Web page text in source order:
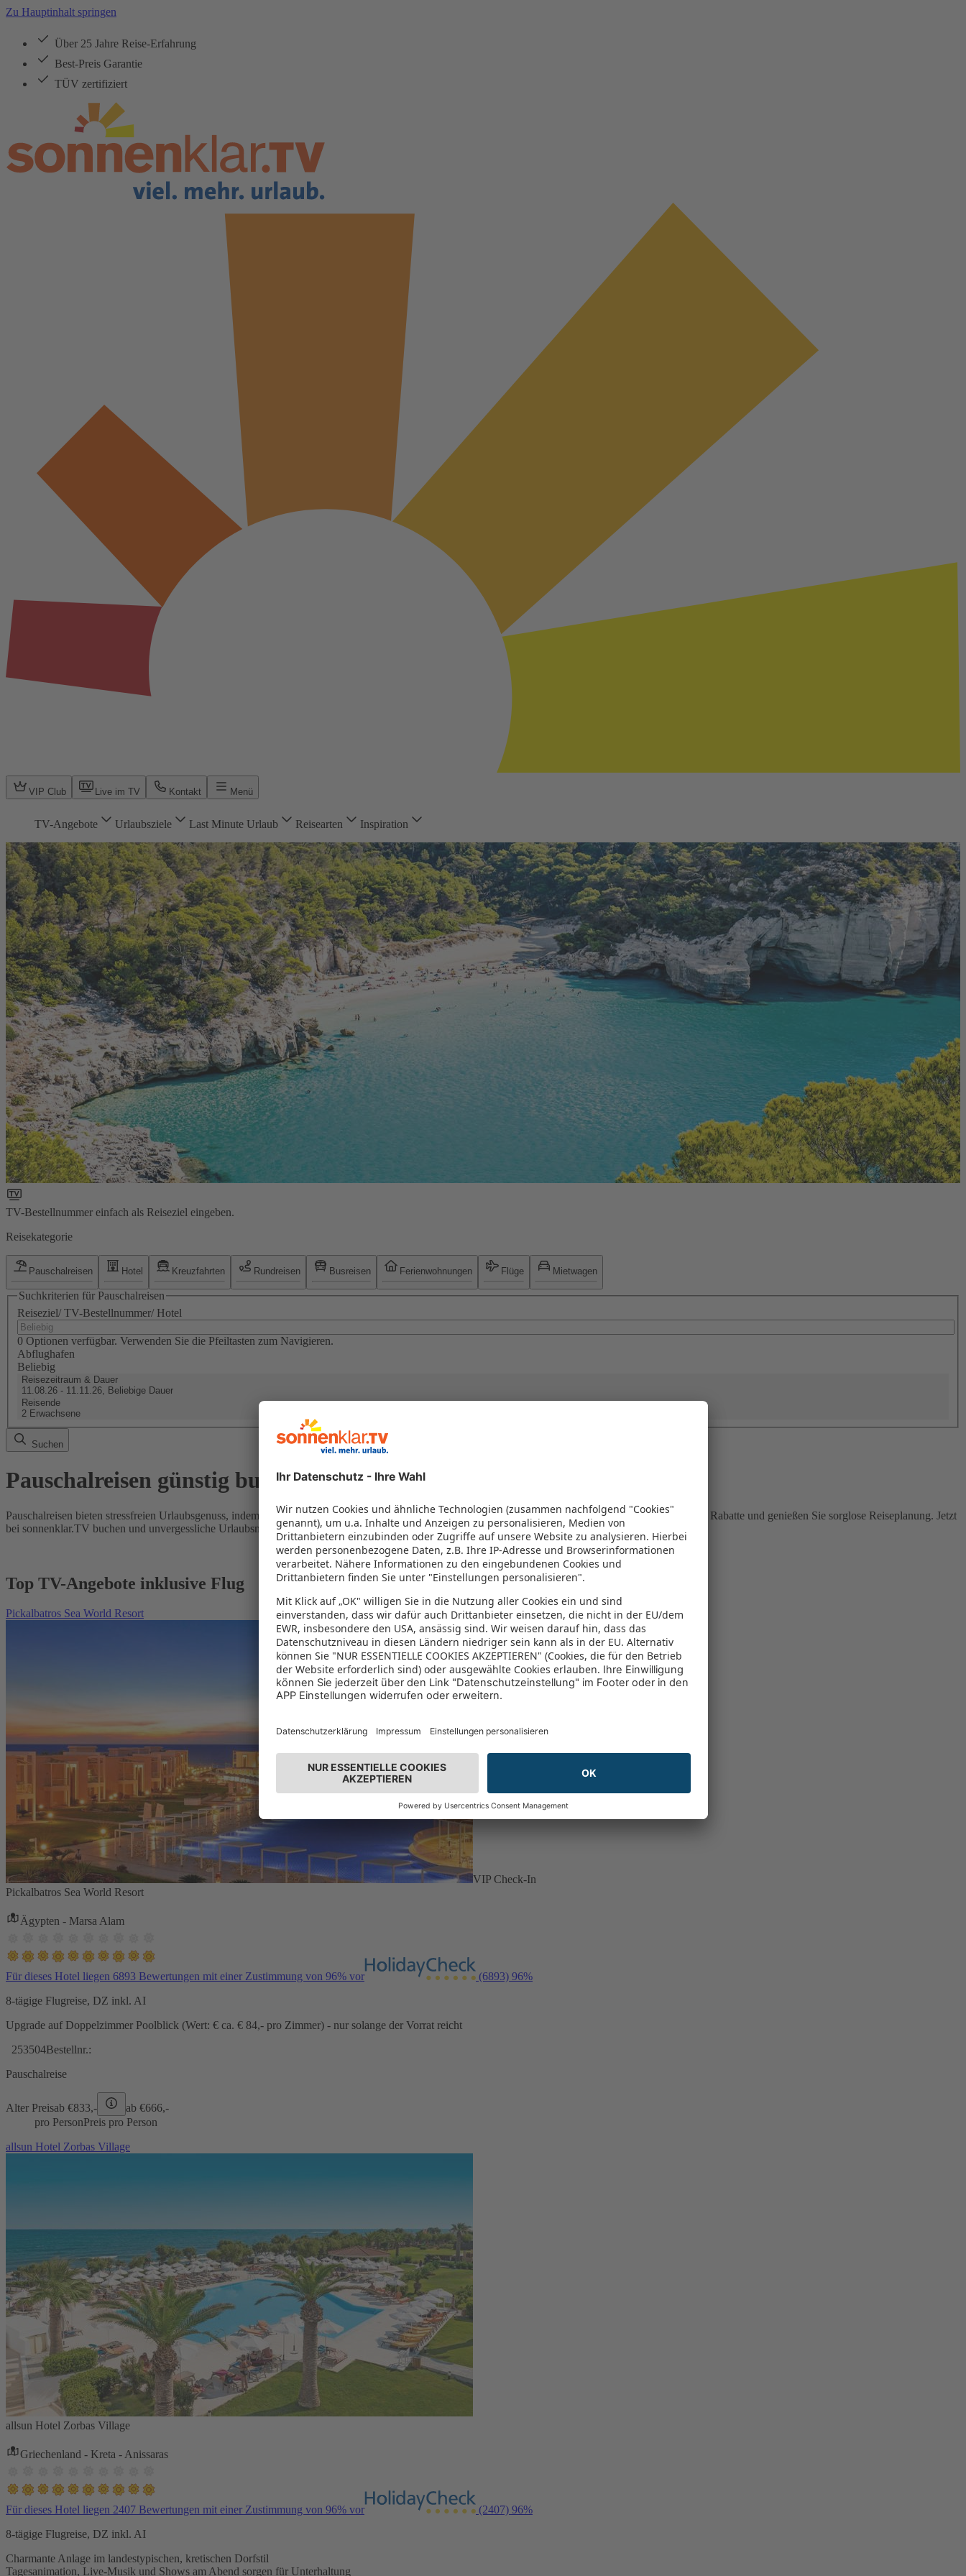
Zu Hauptinhalt springen
Über 25 Jahre Reise-Erfahrung
Best-Preis Garantie
TÜV zertifiziert
VIP Club Live im TV Kontakt Menü
TV-Angebote Urlaubsziele Last Minute Urlaub Reisearten Inspiration
TV-Bestellnummer einfach als Reiseziel eingeben.
Reisekategorie
Pauschalreisen Hotel Kreuzfahrten Rundreisen Busreisen Ferienwohnungen Flüge Mietwagen
Suchkriterien für Pauschalreisen
Reiseziel/ TV-Bestellnummer/ Hotel
0 Optionen verfügbar. Verwenden Sie die Pfeiltasten zum Navigieren.
Abflughafen
Beliebig
Reisezeitraum & Dauer
11.08.26 - 11.11.26, Beliebige Dauer
Reisende
2 Erwachsene
Suchen
Pauschalreisen günstig buchen
Pauschalreisen bieten stressfreien Urlaubsgenuss, indem Flug und Hotel in einem Paket kombiniert werden – das spart Zeit und Geld. Nutzen Sie attraktive Rabatte und genießen Sie sorglose Reiseplanung. Jetzt
bei sonnenklar.TV buchen und unvergessliche Urlaubsmomente erleben!
Top TV-Angebote inklusive Flug
Pickalbatros Sea World Resort
VIP Check-In
Pickalbatros Sea World Resort
Ägypten - Marsa Alam
Für dieses Hotel liegen 6893 Bewertungen mit einer Zustimmung von 96% vor (6893) 96%
8-tägige Flugreise, DZ inkl. AI
Upgrade auf Doppelzimmer Poolblick (Wert: € ca. € 84,- pro Zimmer) - nur solange der Vorrat reicht
253504Bestellnr.:
Pauschalreise
Alter Preisab €833,- ab €666,-
pro PersonPreis pro Person
allsun Hotel Zorbas Village
allsun Hotel Zorbas Village
Griechenland - Kreta - Anissaras
Für dieses Hotel liegen 2407 Bewertungen mit einer Zustimmung von 96% vor (2407) 96%
8-tägige Flugreise, DZ inkl. AI
Charmante Anlage im landestypischen, kretischen Dorfstil
Tagesanimation, Live-Musik und Shows am Abend sorgen für Unterhaltung